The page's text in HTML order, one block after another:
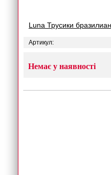
Luna Трусики
Артикул:
Немає у наявності